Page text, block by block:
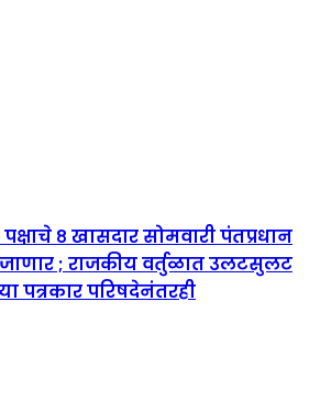
पक्षाचे ८ खासदार सोमवारी पंतप्रधान
जाणार ; राजकीय वर्तुळात उलटसुलट
पत्रकार परिषदेनंतरही